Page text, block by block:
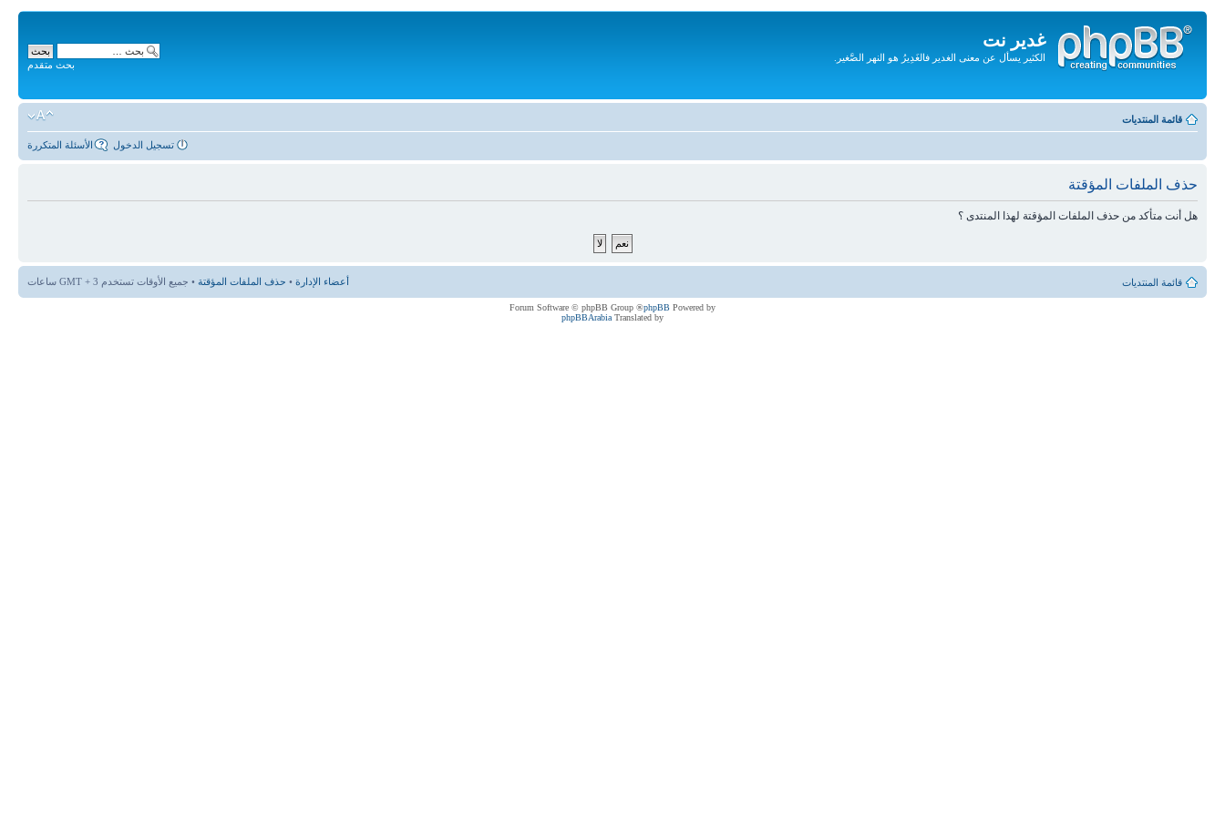
غدير نت
الكثير يسأل عن معنى الغدير فالغَدِيرُ هو النهر الصَّغير.
المحتويات
بحث متقدم
قائمة المنتديات
الأسئلة المتكررة تسجيل الدخول
حذف الملفات المؤقتة
هل أنت متأكد من حذف الملفات المؤقتة لهذا المنتدى ؟
قائمة المنتديات أعضاء الإدارة • حذف الملفات المؤقتة • جميع الأوقات تستخدم GMT + 3 ساعات
Powered by
phpBB
® Forum Software © phpBB Group
Translated by
phpBBArabia